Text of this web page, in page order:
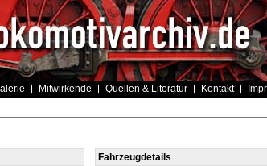
Mitwirkende Quellen & Literatur Kontakt
Fahrzeugdetails